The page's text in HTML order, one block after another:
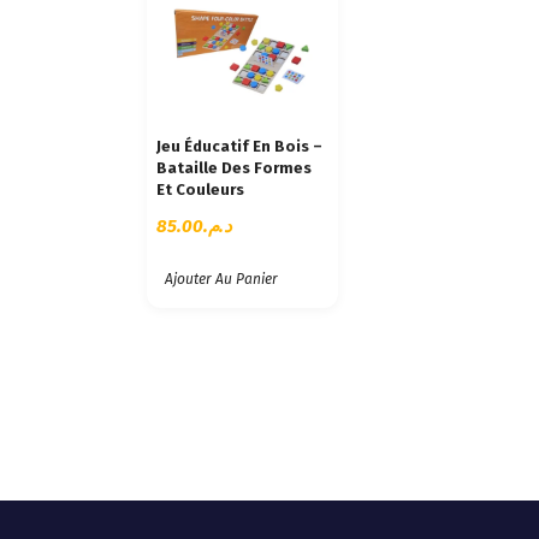
Jeu Éducatif En Bois –
Bataille Des Formes
Et Couleurs
د.م.85.00
Ajouter Au Panier